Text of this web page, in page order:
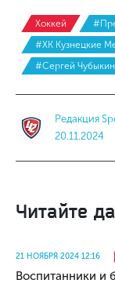
Хоккей
#ХК Кузнецкие
#Сергей Чубыкин
Редакция
20.11.2024
Читайте
21 НОЯБРЯ 2024 12:16
Воспитанники и